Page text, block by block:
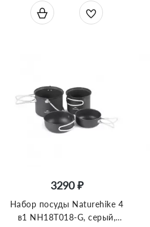
3290 ₽
Набор посуды Naturehike 4
в1 NH18T018-G, серый,